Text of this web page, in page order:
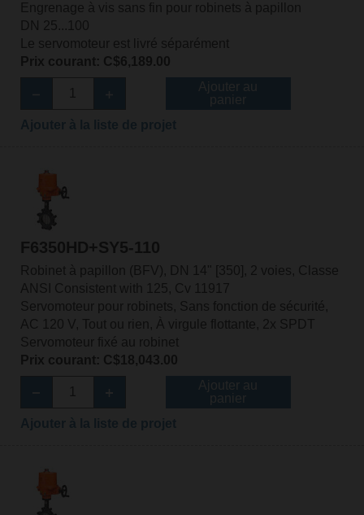
Engrenage à vis sans fin pour robinets à papillon
DN 25...100
Le servomoteur est livré séparément
Prix courant: C$6,189.00
F6350HD+SY5-110
Robinet à papillon (BFV), DN 14" [350], 2 voies, Classe
ANSI Consistent with 125, Cv 11917
Servomoteur pour robinets, Sans fonction de sécurité,
AC 120 V, Tout ou rien, À virgule flottante, 2x SPDT
Servomoteur fixé au robinet
Prix courant: C$18,043.00